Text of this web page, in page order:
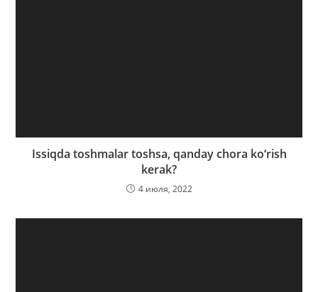
Issiqda toshmalar toshsa, qanday chora ko‘rish
kerak?
4 июля, 2022